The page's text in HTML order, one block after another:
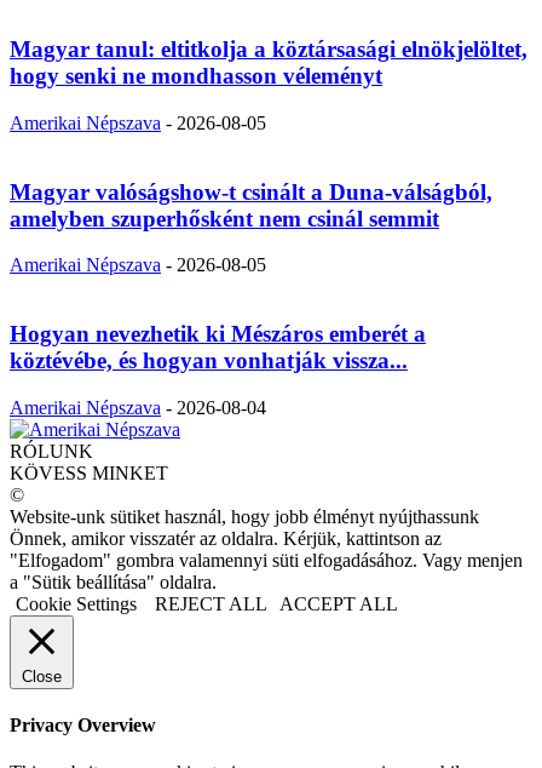
Magyar tanul: eltitkolja a köztársasági elnökjelöltet,
hogy senki ne mondhasson véleményt
Amerikai Népszava - 2026-08-05
Magyar valóságshow-t csinált a Duna-válságból,
amelyben szuperhősként nem csinál semmit
Amerikai Népszava - 2026-08-05
Hogyan nevezhetik ki Mészáros emberét a
köztévébe, és hogyan vonhatják vissza...
Amerikai Népszava - 2026-08-04
RÓLUNK
KÖVESS MINKET
©
Website-unk sütiket használ, hogy jobb élményt nyújthassunk
Önnek, amikor visszatér az oldalra. Kérjük, kattintson az
"Elfogadom" gombra valamennyi süti elfogadásához. Vagy menjen
a "Sütik beállítása" oldalra.
Cookie Settings
REJECT ALL ACCEPT ALL
Close
Privacy Overview